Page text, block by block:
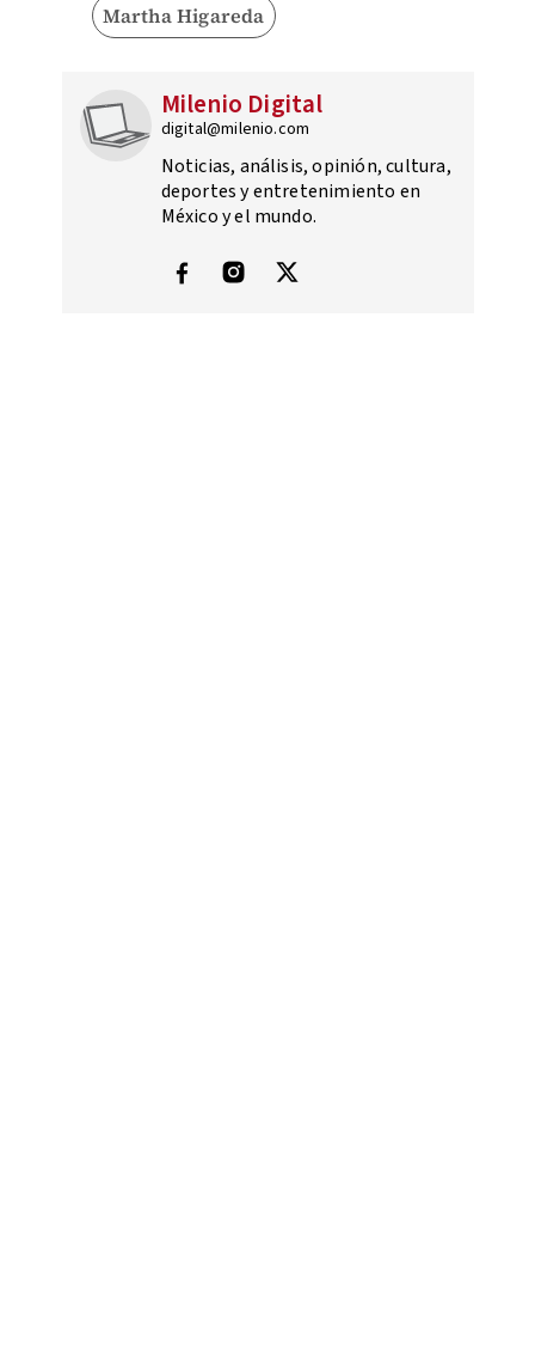
Martha Higareda
Milenio Digital
digital@milenio.com
Noticias, análisis, opinión, cultura,
deportes y entretenimiento en
México y el mundo.